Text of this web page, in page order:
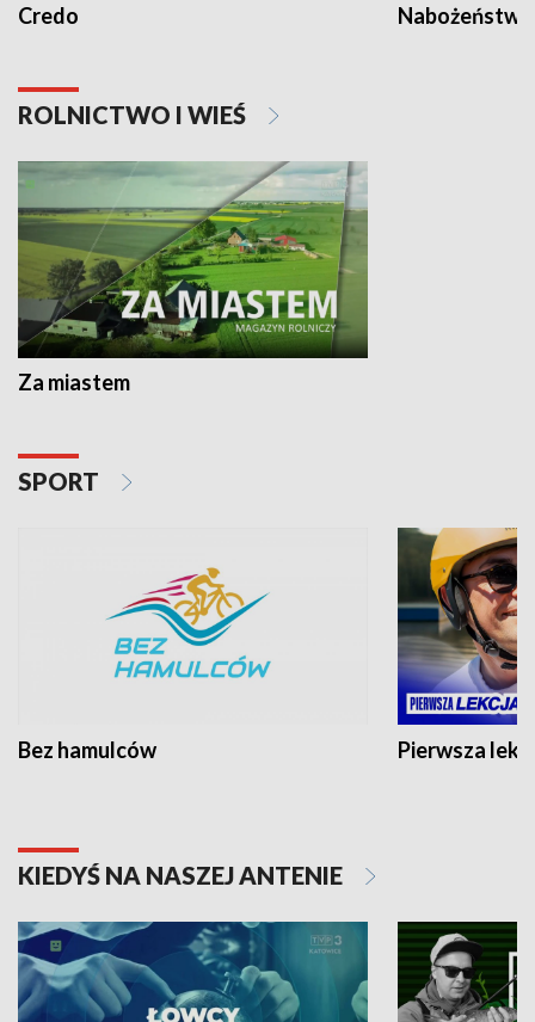
Credo
ROLNICTWO I WIEŚ
Za miastem
SPORT
Bez hamulców Pierwsza
KIEDYŚ NA NASZEJ ANTENIE